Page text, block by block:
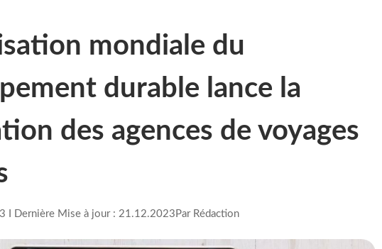
mondiale du
durable lance la
des agences de voyages
I Dernière Mise à jour : 21.12.2023 Par Rédaction